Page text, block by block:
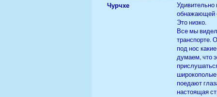
Чурчхе
Удивительно
обнажающей
Это низко.
Все мы
транспорте.
под нос
думаем, что
поедают
настоящая